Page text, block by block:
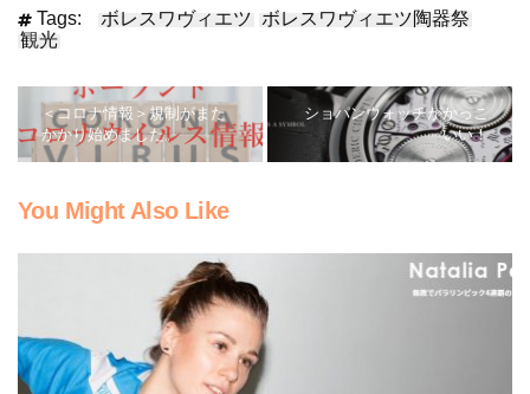
Tags: ボレスワヴィエツ ボレスワヴィエツ陶器祭
観光
＜コロナ情報＞規制がまた
かかり始めました。
ショパンウォッチがかっこ
いい！
You Might Also Like